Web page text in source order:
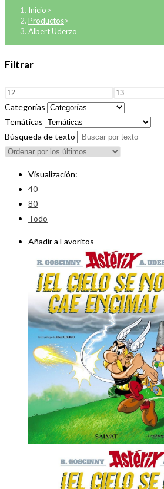
Inicio>
Productos>
Albert Uderzo
Filtrar
Categorías
Temáticas
Búsqueda de texto
Visualización:
40
80
Todo
Añadir a Favoritos